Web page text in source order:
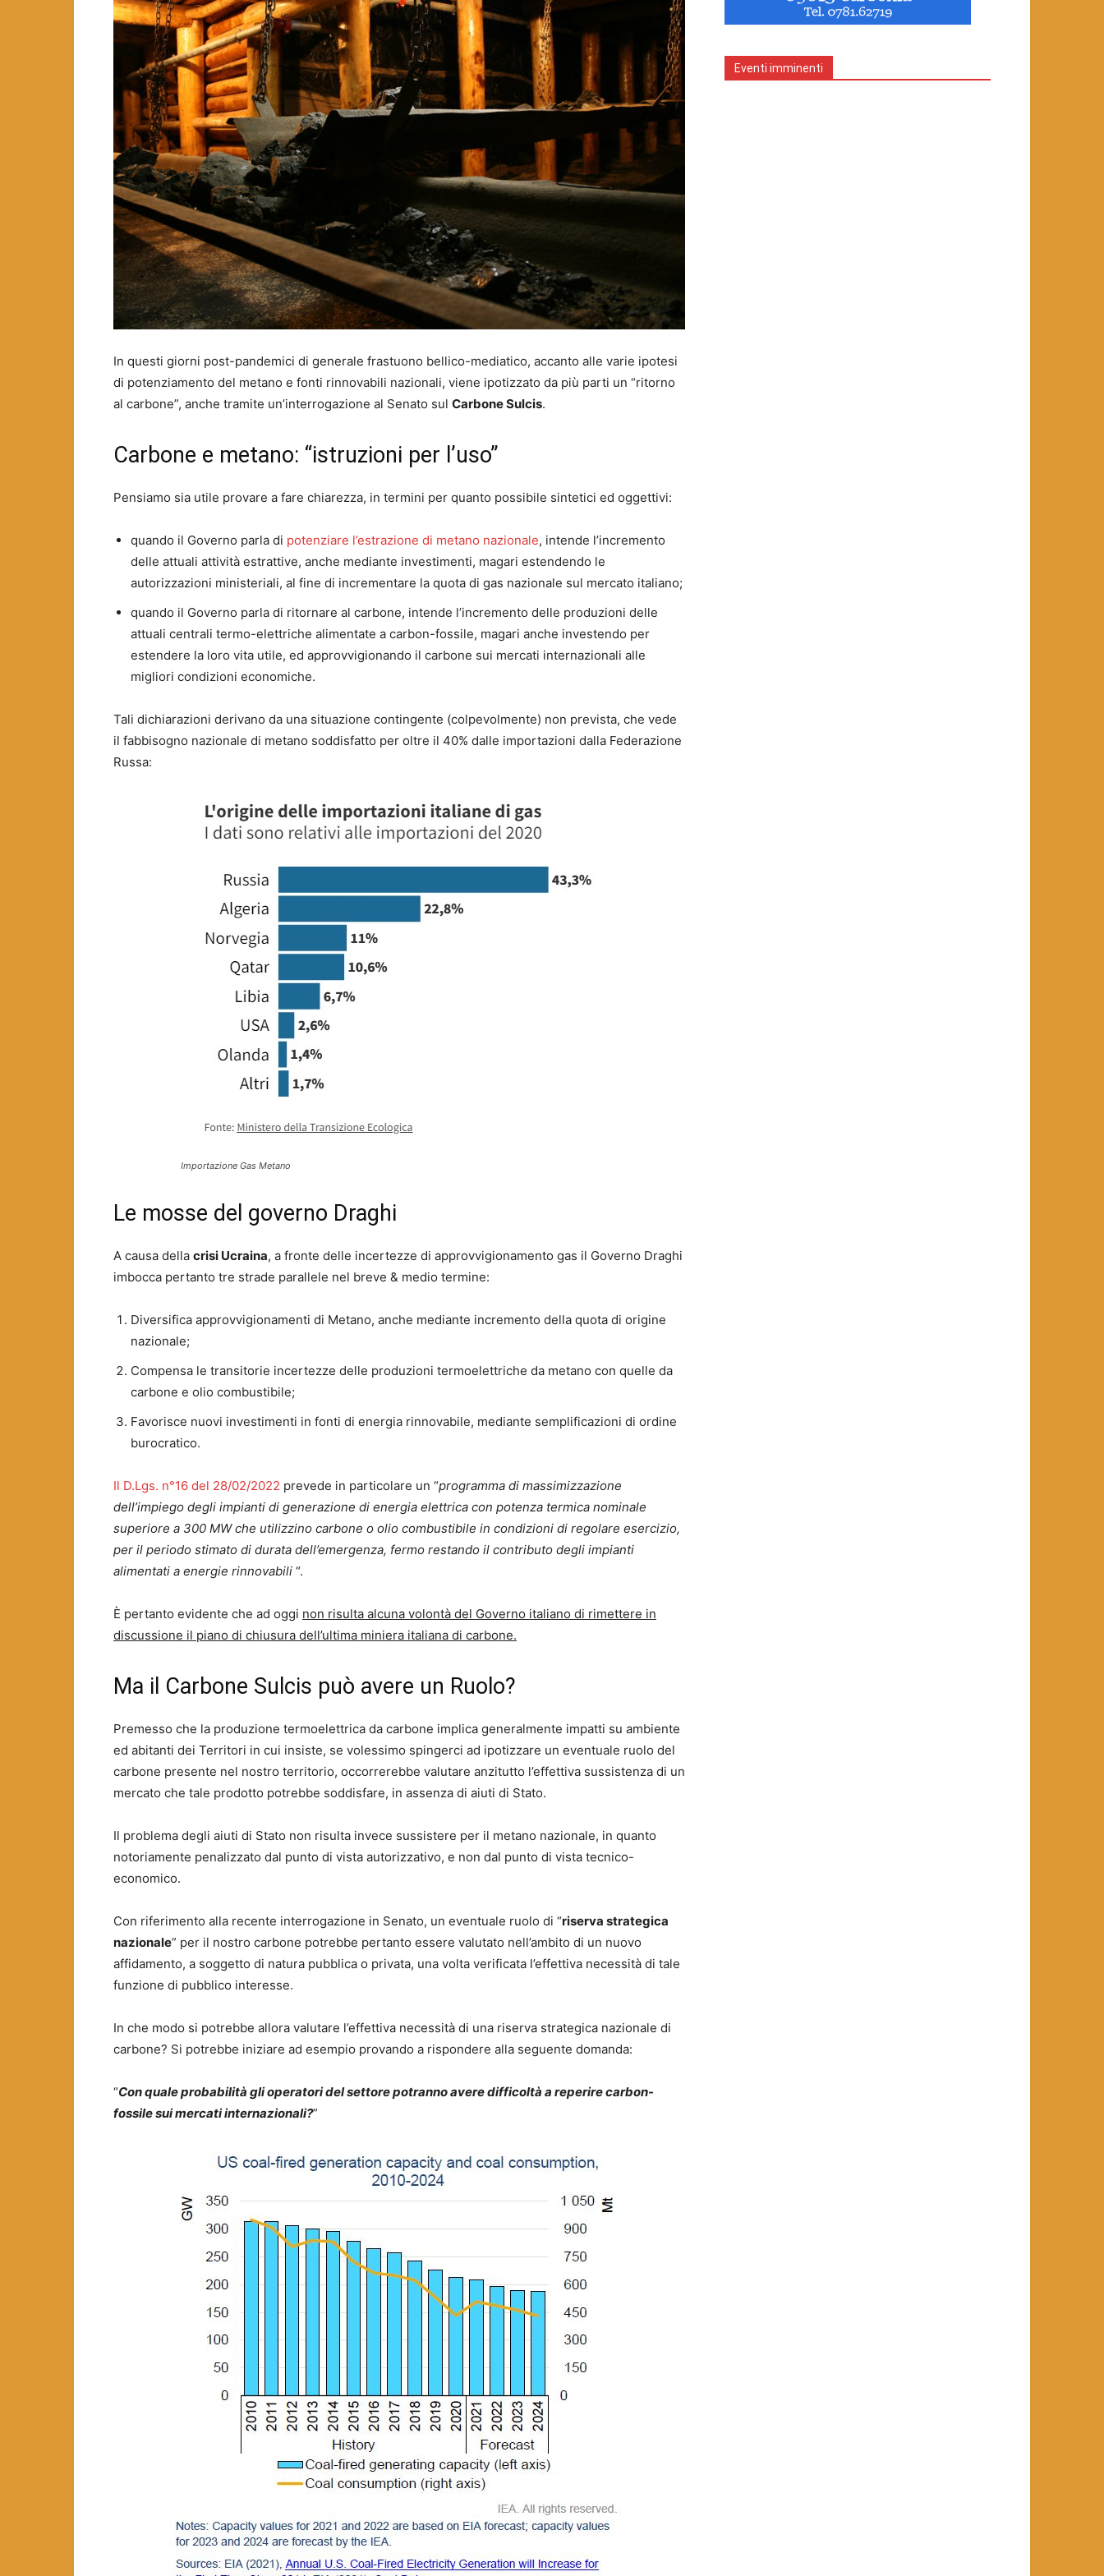
In questi giorni post-pandemici di generale frastuono bellico-mediatico, accanto alle varie ipotesi
di potenziamento del metano e fonti rinnovabili nazionali, viene ipotizzato da più parti un “ritorno
al carbone”, anche tramite un’interrogazione al Senato sul Carbone Sulcis.
Carbone e metano: “istruzioni per l’uso”
Pensiamo sia utile provare a fare chiarezza, in termini per quanto possibile sintetici ed oggettivi:
quando il Governo parla di potenziare l’estrazione di metano nazionale, intende l’incremento
delle attuali attività estrattive, anche mediante investimenti, magari estendendo le
autorizzazioni ministeriali, al fine di incrementare la quota di gas nazionale sul mercato italiano;
quando il Governo parla di ritornare al carbone, intende l’incremento delle produzioni delle
attuali centrali termo-elettriche alimentate a carbon-fossile, magari anche investendo per
estendere la loro vita utile, ed approvvigionando il carbone sui mercati internazionali alle
migliori condizioni economiche.
Tali dichiarazioni derivano da una situazione contingente (colpevolmente) non prevista, che vede
il fabbisogno nazionale di metano soddisfatto per oltre il 40% dalle importazioni dalla Federazione
Russa:
Importazione Gas Metano
Le mosse del governo Draghi
A causa della crisi Ucraina, a fronte delle incertezze di approvvigionamento gas il Governo Draghi
imbocca pertanto tre strade parallele nel breve & medio termine:
Diversifica approvvigionamenti di Metano, anche mediante incremento della quota di origine
nazionale;
Compensa le transitorie incertezze delle produzioni termoelettriche da metano con quelle da
carbone e olio combustibile;
Favorisce nuovi investimenti in fonti di energia rinnovabile, mediante semplificazioni di ordine
burocratico.
Il D.Lgs. n°16 del 28/02/2022 prevede in particolare un “programma di massimizzazione
dell’impiego degli impianti di generazione di energia elettrica con potenza termica nominale
superiore a 300 MW che utilizzino carbone o olio combustibile in condizioni di regolare esercizio,
per il periodo stimato di durata dell’emergenza, fermo restando il contributo degli impianti
alimentati a energie rinnovabili “.
È pertanto evidente che ad oggi non risulta alcuna volontà del Governo italiano di rimettere in
discussione il piano di chiusura dell’ultima miniera italiana di carbone.
Ma il Carbone Sulcis può avere un Ruolo?
Premesso che la produzione termoelettrica da carbone implica generalmente impatti su ambiente
ed abitanti dei Territori in cui insiste, se volessimo spingerci ad ipotizzare un eventuale ruolo del
carbone presente nel nostro territorio, occorrerebbe valutare anzitutto l’effettiva sussistenza di un
mercato che tale prodotto potrebbe soddisfare, in assenza di aiuti di Stato.
Il problema degli aiuti di Stato non risulta invece sussistere per il metano nazionale, in quanto
notoriamente penalizzato dal punto di vista autorizzativo, e non dal punto di vista tecnico-
economico.
Con riferimento alla recente interrogazione in Senato, un eventuale ruolo di “riserva strategica
nazionale” per il nostro carbone potrebbe pertanto essere valutato nell’ambito di un nuovo
affidamento, a soggetto di natura pubblica o privata, una volta verificata l’effettiva necessità di tale
funzione di pubblico interesse.
In che modo si potrebbe allora valutare l’effettiva necessità di una riserva strategica nazionale di
carbone? Si potrebbe iniziare ad esempio provando a rispondere alla seguente domanda:
“Con quale probabilità gli operatori del settore potranno avere difficoltà a reperire carbon-
fossile sui mercati internazionali?”
Eventi imminenti